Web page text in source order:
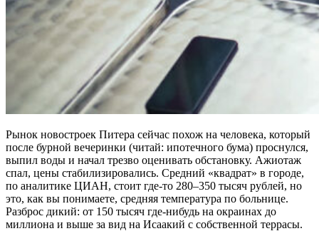
Рынок новостроек Питера сейчас похож на человека, который
после бурной вечеринки (читай: ипотечного бума) проснулся,
выпил воды и начал трезво оценивать обстановку. Ажиотаж
спал, цены стабилизировались. Средний «квадрат» в городе,
по аналитике ЦИАН, стоит где-то 280–350 тысяч рублей, но
это, как вы понимаете, средняя температура по больнице.
Разброс дикий: от 150 тысяч где-нибудь на окраинах до
миллиона и выше за вид на Исаакий с собственной террасы.